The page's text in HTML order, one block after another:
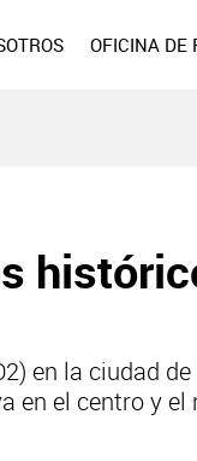
OFICINA DE
en la ciudad
en el centro y el